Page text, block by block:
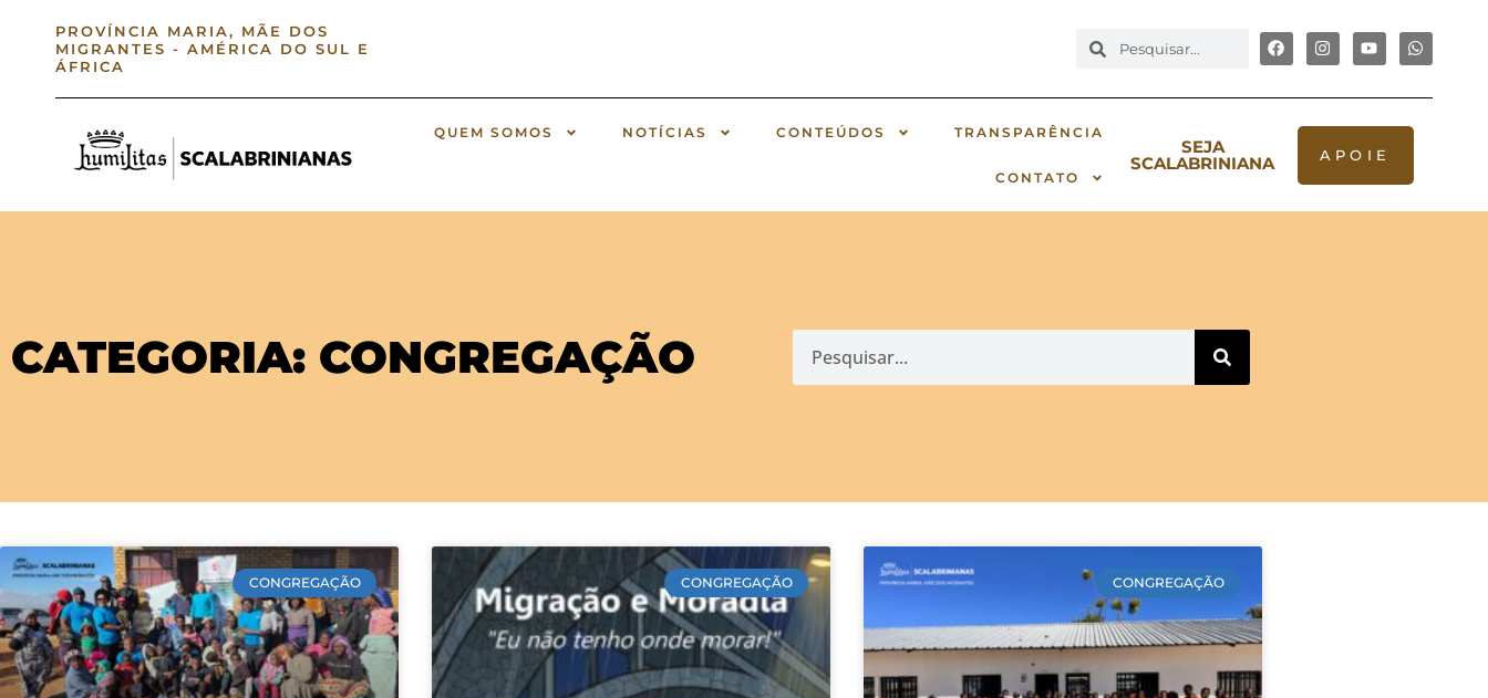
PROVÍNCIA MARIA, MÃE DOS
MIGRANTES - AMÉRICA DO SUL E
ÁFRICA
QUEM SOMOS NOTÍCIAS CONTEÚDOS TRANSPARÊNCIA
CONTATO
SEJA
SCALABRINIANA APOIE
CATEGORIA: CONGREGAÇÃO
CONGREGAÇÃO CONGREGAÇÃO CONGREGAÇÃO